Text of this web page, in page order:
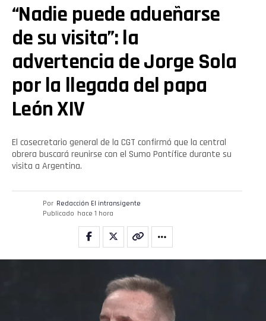
“Nadie puede adueñarse
de su visita”: la
advertencia de Jorge Sola
por la llegada del papa
León XIV
El cosecretario general de la CGT confirmó que la central
obrera buscará reunirse con el Sumo Pontífice durante su
visita a Argentina.
Por Redacción El intransigente
Publicado hace 1 hora